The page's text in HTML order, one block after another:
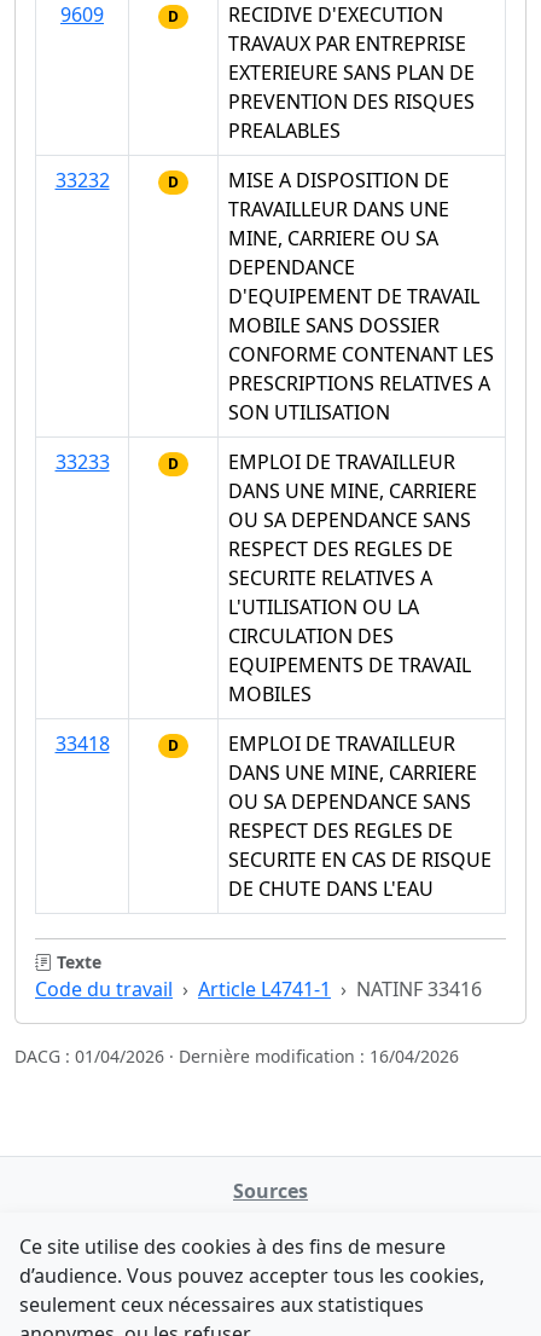
9609
D
RECIDIVE D'EXECUTION
TRAVAUX PAR ENTREPRISE
EXTERIEURE SANS PLAN DE
PREVENTION DES RISQUES
PREALABLES
33232
D
MISE A DISPOSITION DE
TRAVAILLEUR DANS UNE
MINE, CARRIERE OU SA
DEPENDANCE
D'EQUIPEMENT DE TRAVAIL
MOBILE SANS DOSSIER
CONFORME CONTENANT LES
PRESCRIPTIONS RELATIVES A
SON UTILISATION
33233
D
EMPLOI DE TRAVAILLEUR
DANS UNE MINE, CARRIERE
OU SA DEPENDANCE SANS
RESPECT DES REGLES DE
SECURITE RELATIVES A
L'UTILISATION OU LA
CIRCULATION DES
EQUIPEMENTS DE TRAVAIL
MOBILES
33418
D
EMPLOI DE TRAVAILLEUR
DANS UNE MINE, CARRIERE
OU SA DEPENDANCE SANS
RESPECT DES REGLES DE
SECURITE EN CAS DE RISQUE
DE CHUTE DANS L'EAU
Texte
Code du travail Article L4741-1 NATINF 33416
DACG : 01/04/2026 · Dernière modification : 16/04/2026
Sources
data.gouv.fr
Legifrance - API
Comment avez-vous découvert NATINFo ?
Ce site utilise des cookies à des fins de mesure
d’audience. Vous pouvez accepter tous les cookies,
seulement ceux nécessaires aux statistiques